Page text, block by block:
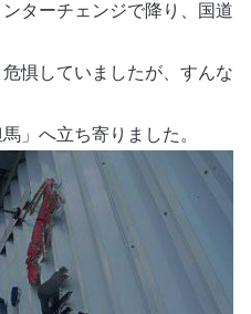
ターチェンジで降り、国道
惧していましたが、すんな
」へ立ち寄りました。